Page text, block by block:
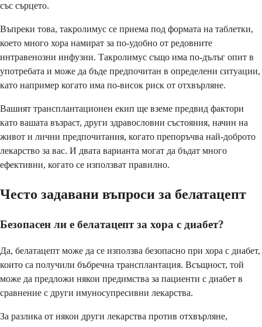
със сърцето.
Въпреки това, такролимус се приема под формата на таблетки,
което много хора намират за по-удобно от редовните
интравенозни инфузии. Такролимус също има по-дълъг опит в
употребата и може да бъде предпочитан в определени ситуации,
като например когато има по-висок риск от отхвърляне.
Вашият трансплантационен екип ще вземе предвид фактори
като вашата възраст, други здравословни състояния, начин на
живот и лични предпочитания, когато препоръчва най-доброто
лекарство за вас. И двата варианта могат да бъдат много
ефективни, когато се използват правилно.
Често задавани въпроси за белатацепт
Безопасен ли е белатацепт за хора с диабет?
Да, белатацепт може да се използва безопасно при хора с диабет,
които са получили бъбречна трансплантация. Всъщност, той
може да предложи някои предимства за пациенти с диабет в
сравнение с други имуносупресивни лекарства.
За разлика от някои други лекарства против отхвърляне,